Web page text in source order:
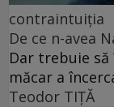
contraintuiția
De ce n-avea
Dar trebuie
măcar a
Teodor TIŢĂ